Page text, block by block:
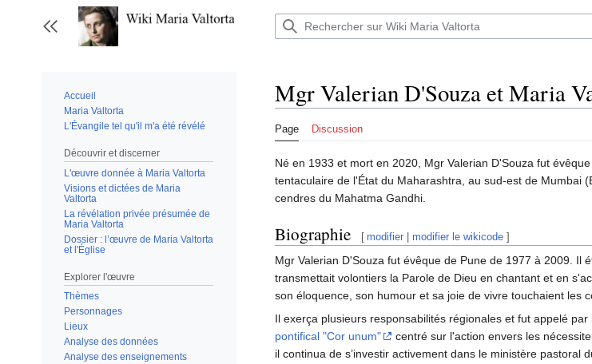
contenu
Afficher / masquer la barre latérale
Accueil
Maria Valtorta
L'Évangile tel qu'il m'a été révélé
Découvrir et discerner
L'œuvre donnée à Maria Valtorta
Visions et dictées de Maria
Valtorta
La révélation privée présumée de
Maria Valtorta
Dossier : l’œuvre de Maria Valtorta
et l'Église
Explorer l'œuvre
Thèmes
Personnages
Lieux
Analyse des données
Analyse des enseignements
Mgr Valerian D'Souza et Maria
Page Discussion
Né en 1933 et mort en 2020, Mgr Valerian D'Souza fut
tentaculaire de l'État du Maharashtra, au sud-est de Mumbai
cendres du Mahatma Gandhi.
Biographie [ modifier |modifier le wikicode ]
Mgr Valerian D'Souza fut évêque de Pune de 1977 à 2009. Il
transmettait volontiers la Parole de Dieu en chantant et en
son éloquence, son humour et sa joie de vivre touchaient les
Il exerça plusieurs responsabilités régionales et fut appelé
pontifical "Cor unum"
centré sur l'action envers les
il continua de s’investir activement dans le ministère pastoral